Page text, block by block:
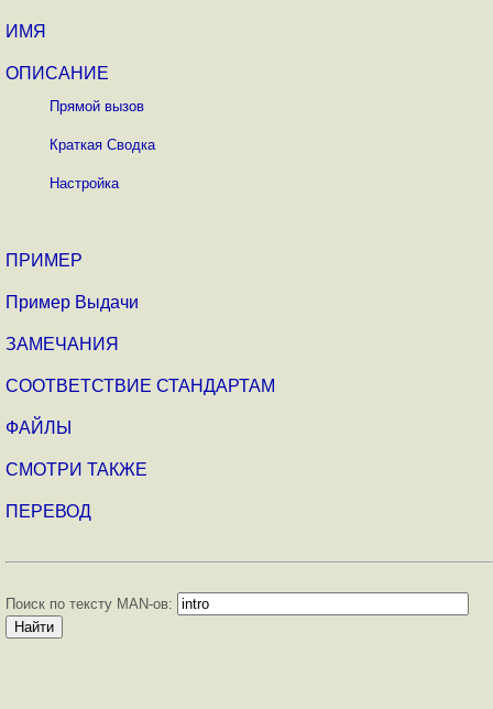
ИМЯ
ОПИСАНИЕ
Прямой вызов
Краткая Сводка
Настройка
ПРИМЕР
Пример Выдачи
ЗАМЕЧАНИЯ
СООТВЕТСТВИЕ СТАНДАРТАМ
ФАЙЛЫ
СМОТРИ ТАКЖЕ
ПЕРЕВОД
Поиск по тексту MAN-ов: